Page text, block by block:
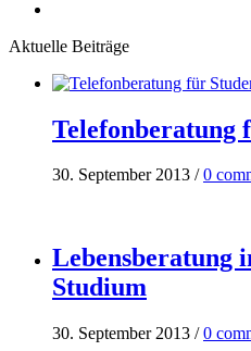
Aktuelle Beiträge
Telefonberatung
30. September 2013 /0
Lebensberatung
Studium
30. September 2013 /0